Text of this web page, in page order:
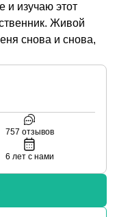
и изучаю этот
Живой
снова и снова,
757 отзывов
6 лет с нами